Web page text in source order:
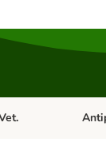
de categoria:Abrir